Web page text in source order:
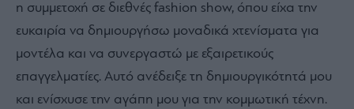
η συμμετοχή σε διεθνές fashion show, όπου είχα την
ευκαιρία να δημιουργήσω μοναδικά χτενίσματα για
μοντέλα και να συνεργαστώ με εξαιρετικούς
επαγγελματίες. Αυτό ανέδειξε τη δημιουργικότητά μου
και ενίσχυσε την αγάπη μου για την κομμωτική τέχνη.